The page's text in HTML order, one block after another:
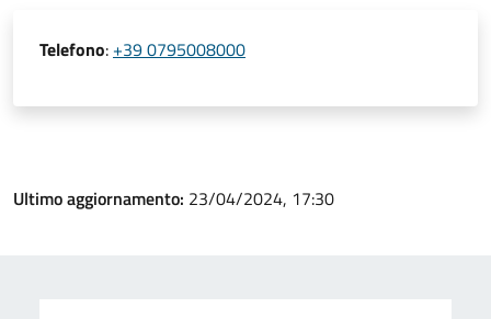
Telefono: +39 0795008000
Ultimo aggiornamento: 23/04/2024, 17:30